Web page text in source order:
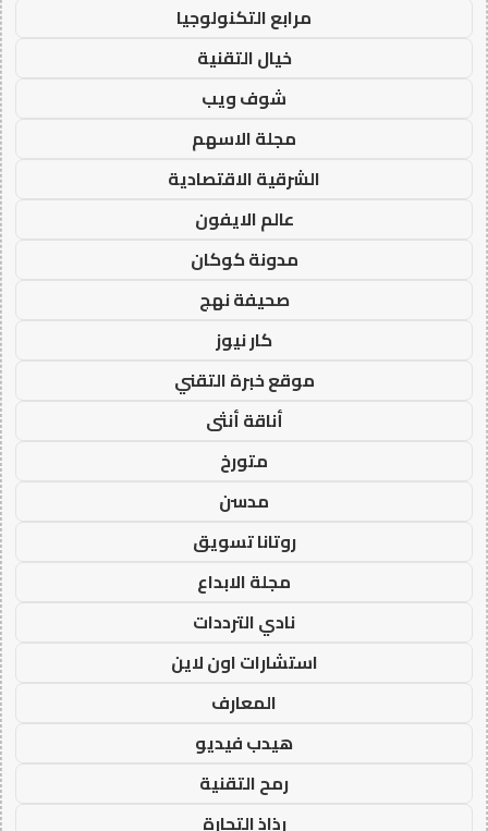
مرابع التكنولوجيا
خيال التقنية
شوف ويب
مجلة الاسهم
الشرقية الاقتصادية
عالم الايفون
مدونة كوكان
صحيفة نهج
كار نيوز
موقع خبرة التقني
أناقة أنثى
متورخ
مدسن
روتانا تسويق
مجلة الابداع
نادي الترددات
استشارات اون لاين
المعارف
هيدب فيديو
رمح التقنية
رذاذ التجارة